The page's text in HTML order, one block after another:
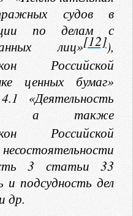
судов в
по делам с
лиц»[12]),
Российской
ценных бумаг»
«Деятельность
а также
Российской
3 статьи 33
и подсудность дел
др.